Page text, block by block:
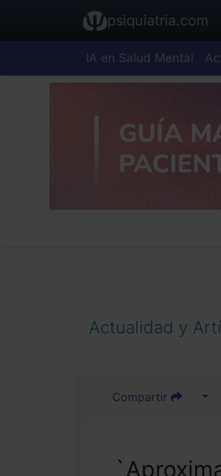
psiquiatria.com
IA en Salud Mental
Actualidad y
Compartir